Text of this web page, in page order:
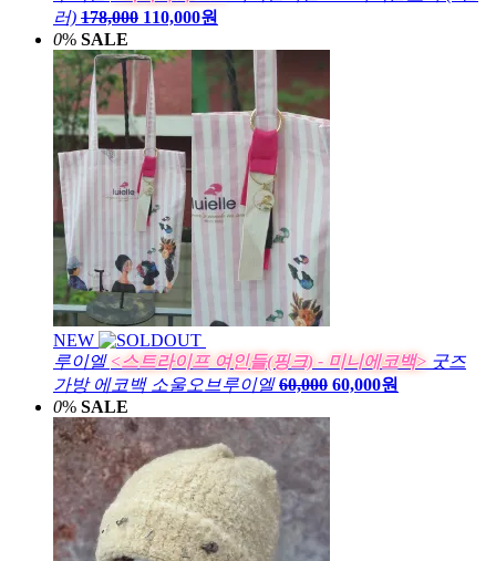
러) 178,000 110,000원
0% SALE
NEW
루이엘 <스트라이프 여인들(핑크) - 미니에코백> 굿즈
가방 에코백 소울오브루이엘 60,000 60,000원
0% SALE